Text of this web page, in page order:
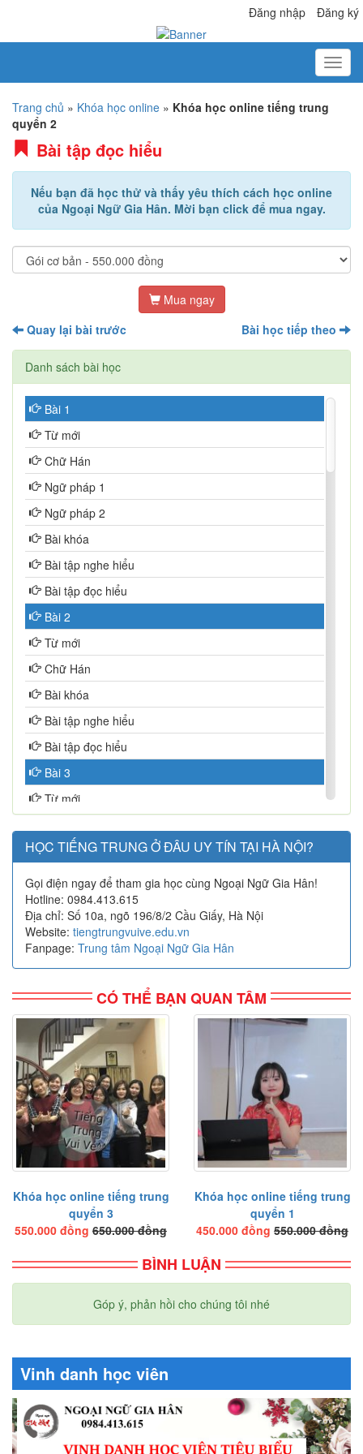
Đăng nhập Đăng ký
Trang chủ » Khóa học online » Khóa học online tiếng trung
quyển 2
Bài tập đọc hiểu
Nếu bạn đã học thử và thấy yêu thích cách học online
của Ngoại Ngữ Gia Hân. Mời bạn click để mua ngay.
Mua ngay
Quay lại bài trước
Bài học tiếp theo
Danh sách bài học
Bài 1
Từ mới
Chữ Hán
Ngữ pháp 1
Ngữ pháp 2
Bài khóa
Bài tập nghe hiểu
Bài tập đọc hiểu
Bài 2
Từ mới
Chữ Hán
Bài khóa
Bài tập nghe hiểu
Bài tập đọc hiểu
Bài 3
Từ mới
Ngữ pháp
Bài khóa
Bài tập nghe hiểu
Bài tập đọc hiểu
Bài 4
Ngữ pháp
Bài khóa
Bài tập nghe hiểu
Bài tập đọc hiểu
Bài 5
Từ mới
Chữ Hán
Ngữ pháp
Bài khóa
Bài tập nghe hiểu
Chữ Hán
Bài khóa
Bài tập nghe hiểu
HỌC TIẾNG TRUNG Ở ĐÂU UY TÍN TẠI HÀ NỘI?
Gọi điện ngay để tham gia học cùng Ngoại Ngữ Gia Hân!
Hotline: 0984.413.615
Địa chỉ: Số 10a, ngõ 196/8/2 Cầu Giấy, Hà Nội
Website: tiengtrungvuive.edu.vn
Fanpage: Trung tâm Ngoại Ngữ Gia Hân
CÓ THỂ BẠN QUAN TÂM
Khóa học online tiếng trung
quyển 3
550.000 đồng 650.000 đồng
Khóa học online tiếng trung
quyển 1
450.000 đồng 550.000 đồng
BÌNH LUẬN
Góp ý, phản hồi cho chúng tôi nhé
Vinh danh học viên